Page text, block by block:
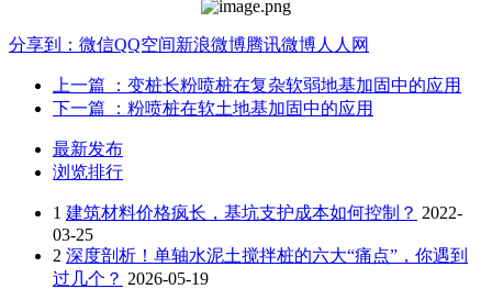
分享到： 微信QQ空间新浪微博腾讯微博人人网
上一篇
：变桩长粉喷桩在复杂软弱地基加固中的应用
下一篇
：粉喷桩在软土地基加固中的应用
最新发布
浏览排行
1 建筑材料价格疯长，基坑支护成本如何控制？ 2022-
03-25
2 深度剖析！单轴水泥土搅拌桩的六大“痛点”，你遇到
过几个？ 2026-05-19